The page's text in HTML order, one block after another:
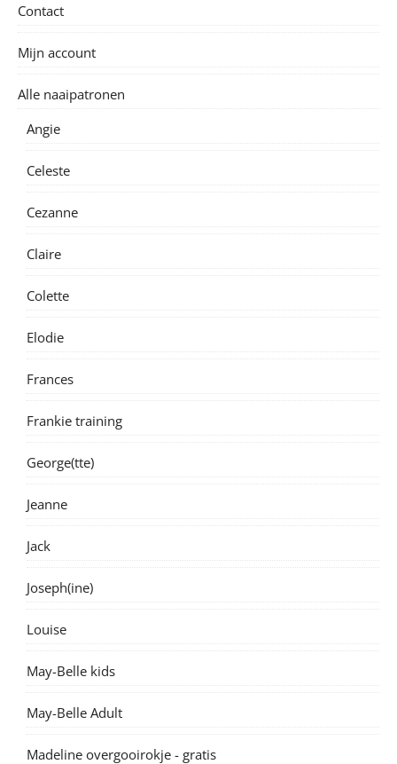
Contact
Mijn account
Alle naaipatronen
Angie
Celeste
Cezanne
Claire
Colette
Elodie
Frances
Frankie training
George(tte)
Jeanne
Jack
Joseph(ine)
Louise
May-Belle kids
May-Belle Adult
Madeline overgooirokje - gratis